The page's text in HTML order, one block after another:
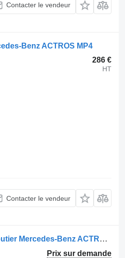
Contacter le vendeur
Benz ACTROS MP4
286 €
HT
Contacter le vendeur
Sellette d'attelage Cupla tractare A0013152792 pour tracteur routier Mercedes-Benz ACTROS MP4
Prix sur demande